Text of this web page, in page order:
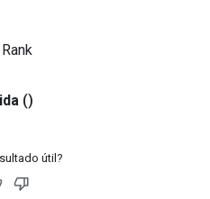
()
útil?